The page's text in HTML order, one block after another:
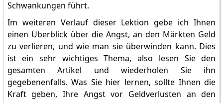
Schwankungen führt.
Im weiteren Verlauf dieser Lektion gebe ich Ihnen
einen Überblick über die Angst, an den Märkten Geld
zu verlieren, und wie man sie überwinden kann. Dies
ist ein sehr wichtiges Thema, also lesen Sie den
gesamten Artikel und wiederholen Sie ihn
gegebenenfalls. Was Sie hier lernen, sollte Ihnen die
Kraft geben, Ihre Angst vor Geldverlusten an den